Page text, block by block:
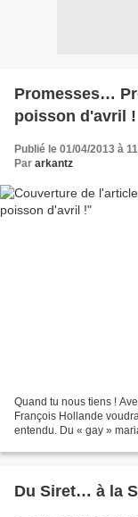
Promesses…
poisson d'avril !
Publié le 01/04/2013 à
Par arkantz
Quand tu nous tiens !
François Hollande
entendu. Du « gay »
Du Siret… à la